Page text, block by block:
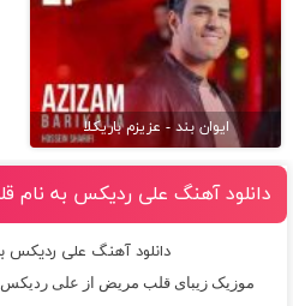
ایوان بند - عزیزم باریکلا
دانلود آهنگ علی ردیکس به نام
دانلود آهنگ علی ردیکس
موزیک زیبای قلب مریض از علی ردیکس